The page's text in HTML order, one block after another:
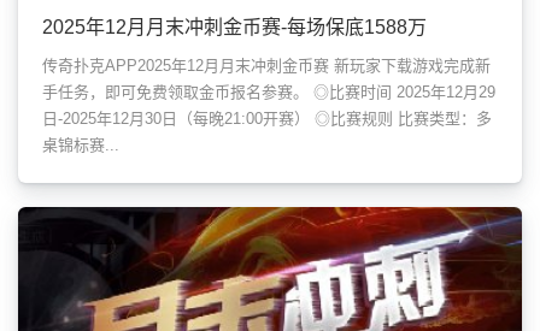
2025年12月月末冲刺金币赛-每场保底1588万
传奇扑克APP2025年12月月末冲刺金币赛 新玩家下载游戏完成新
手任务，即可免费领取金币报名参赛。 ◎比赛时间 2025年12月29
日-2025年12月30日（每晚21:00开赛） ◎比赛规则 比赛类型：多
桌锦标赛...